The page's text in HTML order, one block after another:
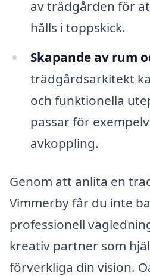
av trädgården för
hålls i toppskick.
Skapande av rum
trädgårdsarkitekt
och funktionella
passar för
avkoppling.
Genom att anlita en
Vimmerby får du inte
professionell
kreativ partner som
förverkliga din vision.